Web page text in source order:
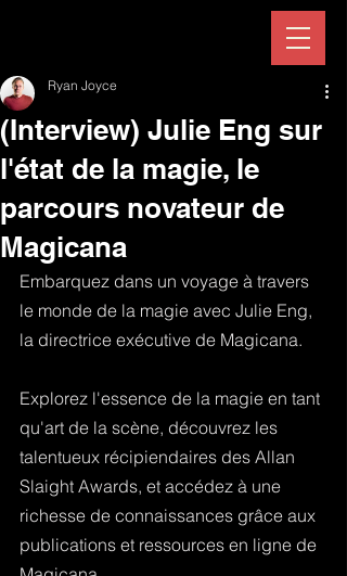
(Interview) Julie Eng sur
l'état de la magie, le
parcours novateur de
Magicana
Ryan Joyce
Embarquez dans un voyage à travers
le monde de la magie avec Julie Eng,
la directrice exécutive de Magicana.
Explorez l'essence de la magie en tant
qu'art de la scène, découvrez les
talentueux récipiendaires des Allan
Slaight Awards, et accédez à une
richesse de connaissances grâce aux
publications et ressources en ligne de